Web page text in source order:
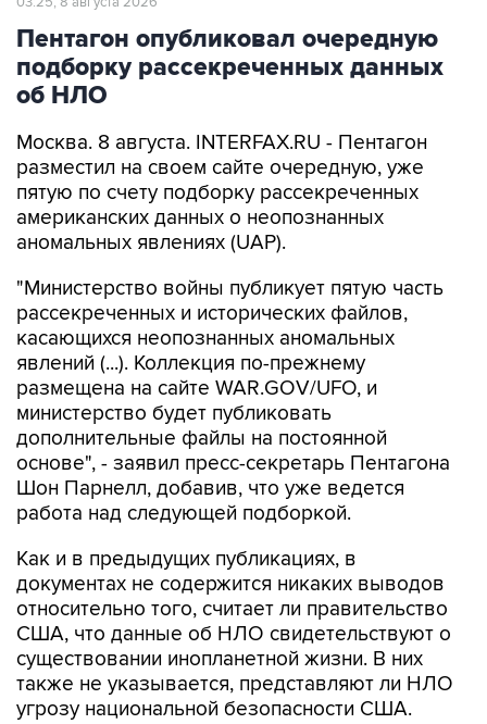
Пентагон опубликовал очередную
подборку рассекреченных данных
об НЛО
Москва. 8 августа. INTERFAX.RU - Пентагон
разместил на своем сайте очередную, уже
пятую по счету подборку рассекреченных
американских данных о неопознанных
аномальных явлениях (UAP).
"Министерство войны публикует пятую часть
рассекреченных и исторических файлов,
касающихся неопознанных аномальных
явлений (...). Коллекция по-прежнему
размещена на сайте WAR.GOV/UFO, и
министерство будет публиковать
дополнительные файлы на постоянной
основе", - заявил пресс-секретарь Пентагона
Шон Парнелл, добавив, что уже ведется
работа над следующей подборкой.
Как и в предыдущих публикациях, в
документах не содержится никаких выводов
относительно того, считает ли правительство
США, что данные об НЛО свидетельствуют о
существовании инопланетной жизни. В них
также не указывается, представляют ли НЛО
угрозу национальной безопасности США.